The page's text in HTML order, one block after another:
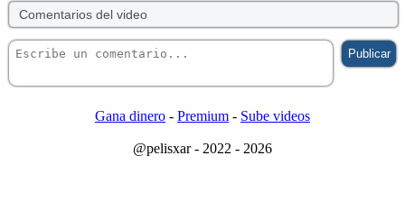
Comentarios del video
Gana dinero- Premium- Sube videos
@pelisxar - 2022 - 2026